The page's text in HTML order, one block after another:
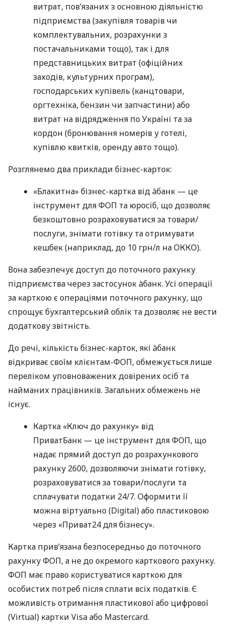
витрат, пов’язаних з основною діяльністю
підприємства (закупівля товарів чи
комплектувальних, розрахунки з
постачальниками тощо), так і для
представницьких витрат (офіційних
заходів, культурних програм),
господарських купівель (канцтовари,
оргтехніка, бензин чи запчастини) або
витрат на відрядження по Україні та за
кордон (бронювання номерів у готелі,
купівлю квитків, оренду авто тощо).
Розглянемо два приклади бізнес-карток:
«Блакитна» бізнес-картка від àбанк — це
інструмент для ФОП та юросіб, що дозволяє
безкоштовно розраховуватися за товари/
послуги, знімати готівку та отримувати
кешбек (наприклад, до 10 грн/л на ОККО).
Вона забезпечує доступ до поточного рахунку
підприємства через застосунок àбанк. Усі операції
за карткою є операціями поточного рахунку, що
спрощує бухгалтерський облік та дозволяє не вести
додаткову звітність.
До речі, кількість бізнес-карток, які àбанк
відкриває своїм клієнтам-ФОП, обмежується лише
переліком уповноважених довірених осіб та
найманих працівників. Загальних обмежень не
існує.
Картка «Ключ до рахунку» від
ПриватБанк — це інструмент для ФОП, що
надає прямий доступ до розрахункового
рахунку 2600, дозволяючи знімати готівку,
розраховуватися за товари/послуги та
сплачувати податки 24/7. Оформити її
можна віртуально (Digital) або пластиковою
через «Приват24 для бізнесу».
Картка прив’язана безпосередньо до поточного
рахунку ФОП, а не до окремого карткового рахунку.
ФОП має право користуватися карткою для
особистих потреб після сплати всіх податків. Є
можливість отримання пластикової або цифрової
(Virtual) картки Visa або Mastercard.